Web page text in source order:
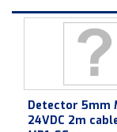
Detector 5mm
24VDC 2m